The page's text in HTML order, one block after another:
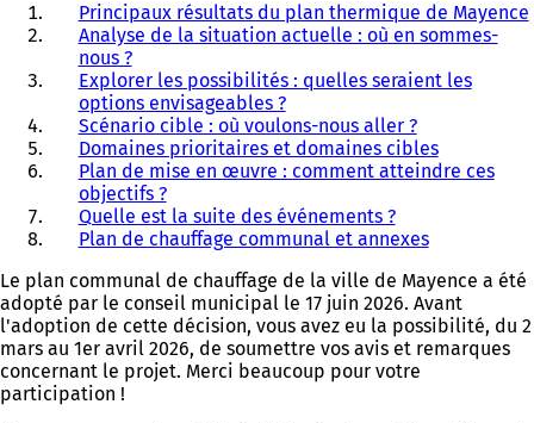
Principaux résultats du plan thermique de Mayence
Analyse de la situation actuelle : où en sommes-
nous ?
Explorer les possibilités : quelles seraient les
options envisageables ?
Scénario cible : où voulons-nous aller ?
Domaines prioritaires et domaines cibles
Plan de mise en œuvre : comment atteindre ces
objectifs ?
Quelle est la suite des événements ?
Plan de chauffage communal et annexes
Le plan communal de chauffage de la ville de Mayence a été
adopté par le conseil municipal le 17 juin 2026. Avant
l'adoption de cette décision, vous avez eu la possibilité, du 2
mars au 1er avril 2026, de soumettre vos avis et remarques
concernant le projet. Merci beaucoup pour votre
participation !